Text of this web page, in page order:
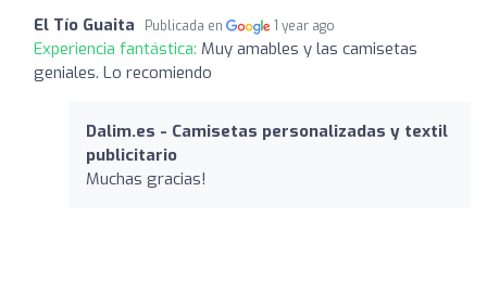
El Tío Guaita Publicada en 1 year ago
Experiencia fantástica: Muy amables y las camisetas
geniales. Lo recomiendo
Dalim.es - Camisetas personalizadas y textil
publicitario
Muchas gracias!